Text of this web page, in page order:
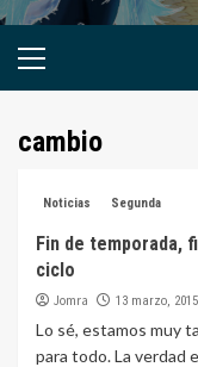
Menú
cambio
Noticias Segunda
Fin de temporada,
ciclo
Jomra 13 marzo, 2015
Lo sé, estamos muy
para todo. La verdad